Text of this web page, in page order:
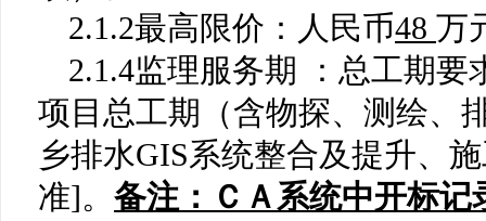
2.1.2最高限价：人民币48 万
2.1.4监理服务期
：总工期要
项目总工期（含物探、 测绘、
乡排水GIS系统整合及提升、
准] 。 备注：ＣＡ系统中开标